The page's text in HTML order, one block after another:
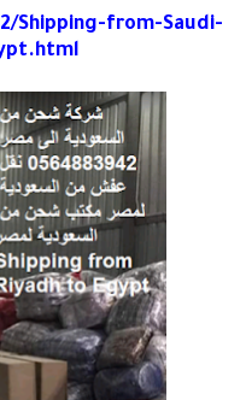
Shipping-from-Saudi-